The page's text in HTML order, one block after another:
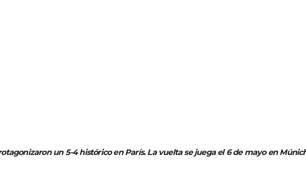
un 5-4 histórico en París. La vuelta se juega el 6 de mayo en